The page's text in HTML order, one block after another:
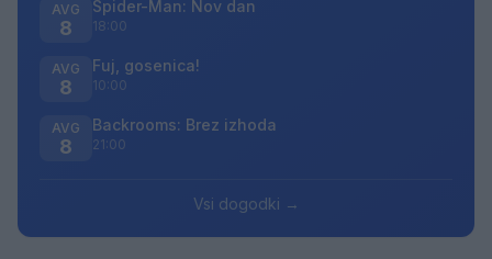
AVG
8
Spider-Man: Nov dan
18:00
AVG
8
Fuj, gosenica!
10:00
AVG
8
Backrooms: Brez izhoda
21:00
Vsi dogodki →